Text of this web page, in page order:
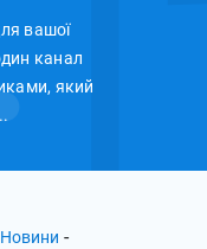
вашої
канал
який
Новини -